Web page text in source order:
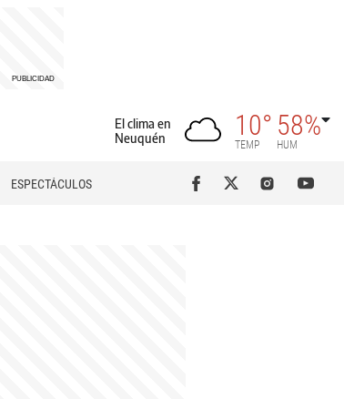
El clima en
Neuquén
10°
TEMP
58%
HUM
ESPECTÁCULOS